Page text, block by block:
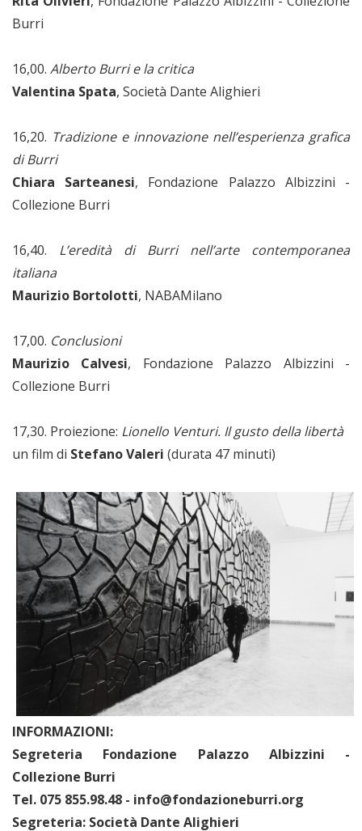
Burri
16,00. Alberto Burri e la critica
Valentina Spata, Società Dante Alighieri
16,20. Tradizione e innovazione nell’esperienza grafica
di Burri
Chiara Sarteanesi, Fondazione Palazzo Albizzini -
Collezione Burri
16,40. L’eredità di Burri nell’arte contemporanea
italiana
Maurizio Bortolotti, NABAMilano
17,00. Conclusioni
Maurizio Calvesi, Fondazione Palazzo Albizzini -
Collezione Burri
17,30. Proiezione: Lionello Venturi. Il gusto della libertà
un film di Stefano Valeri (durata 47 minuti)
INFORMAZIONI:
Segreteria Fondazione Palazzo Albizzini -
Collezione Burri
Tel. 075 855.98.48 - info@fondazioneburri.org
Segreteria: Società Dante Alighieri